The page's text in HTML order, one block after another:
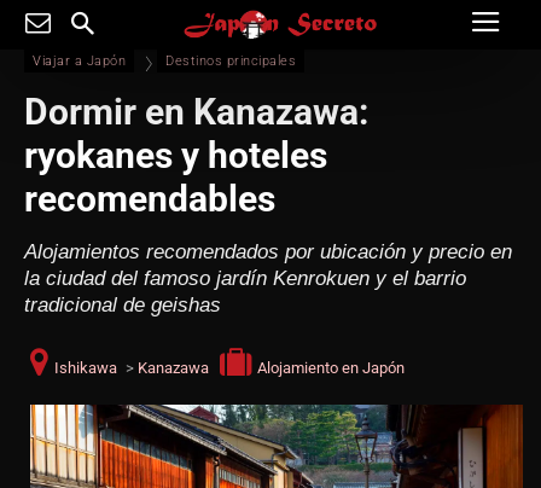
Viajar a Japón Destinos principales
Dormir en Kanazawa:
ryokanes y hoteles
recomendables
Alojamientos recomendados por ubicación y precio en
la ciudad del famoso jardín Kenrokuen y el barrio
tradicional de geishas
Ishikawa > Kanazawa Alojamiento en Japón